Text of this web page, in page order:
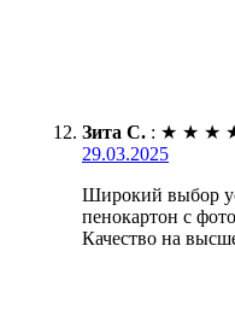
Зита С. : ★ ★ ★
29.03.2025
Широкий выбор
пенокартон с
Качество на